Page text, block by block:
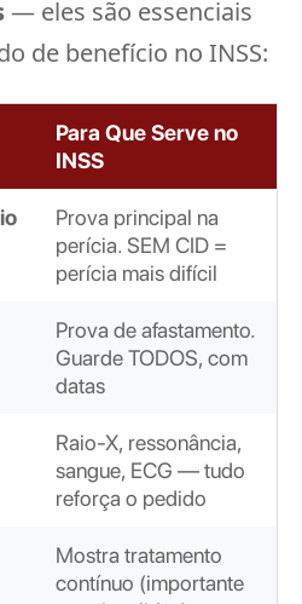
— eles são essenciais
de benefício no INSS:
Para Que Serve no
INSS
Prova principal na
perícia. SEM CID =
perícia mais difícil
Prova de afastamento.
Guarde TODOS, com
datas
Raio-X, ressonância,
sangue, ECG — tudo
reforça o pedido
Mostra tratamento
contínuo (importante